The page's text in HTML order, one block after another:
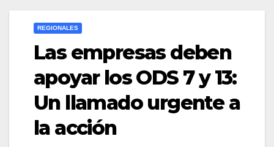
REGIONALES
Las empresas deben
apoyar los ODS 7 y 13:
Un llamado urgente a
la acción